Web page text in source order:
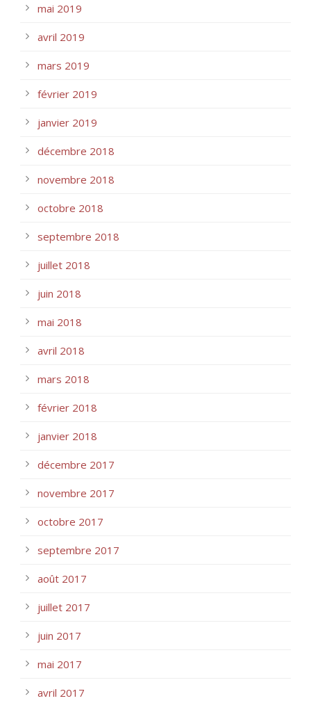
mai 2019
avril 2019
mars 2019
février 2019
janvier 2019
décembre 2018
novembre 2018
octobre 2018
septembre 2018
juillet 2018
juin 2018
mai 2018
avril 2018
mars 2018
février 2018
janvier 2018
décembre 2017
novembre 2017
octobre 2017
septembre 2017
août 2017
juillet 2017
juin 2017
mai 2017
avril 2017